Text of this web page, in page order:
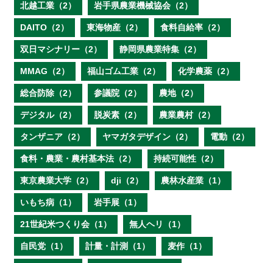
北越工業（2） 岩手県農業機械協会（2）
DAITO（2） 東海物産（2） 食料自給率（2）
双日マシナリー（2） 静岡県農業特集（2）
MMAG（2） 福山ゴム工業（2） 化学農薬（2）
総合防除（2） 参議院（2） 農地（2）
デジタル（2） 脱炭素（2） 農業農村（2）
タンザニア（2） ヤマガタデザイン（2） 電動（2）
食料・農業・農村基本法（2） 持続可能性（2）
東京農業大学（2） dji（2） 農林水産業（1）
いもち病（1） 岩手展（1）
21世紀米つくり会（1） 無人ヘリ（1）
自民党（1） 計量・計測（1） 麦作（1）